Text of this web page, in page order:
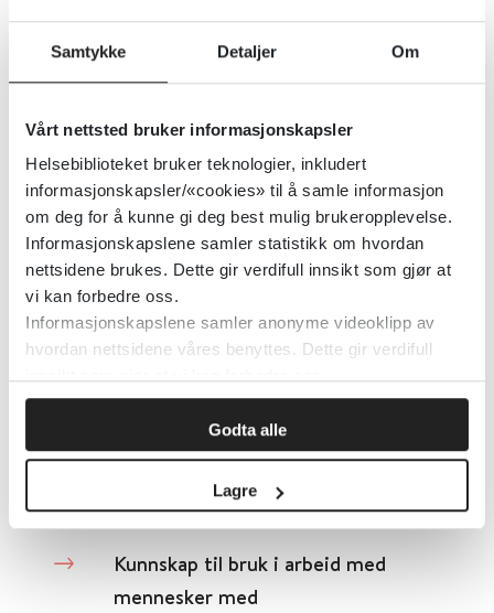
Samtykke Detaljer Om
Vårt nettsted bruker informasjonskapsler
Helsebiblioteket bruker teknologier, inkludert
informasjonskapsler/«cookies» til å samle informasjon
om deg for å kunne gi deg best mulig brukeropplevelse.
Informasjonskapslene samler statistikk om hvordan
nettsidene brukes. Dette gir verdifull innsikt som gjør at
vi kan forbedre oss.
Informasjonskapslene samler anonyme videoklipp av
hvordan nettsidene våres benyttes. Dette gir verdifull
Godta alle
Lagre
Nasjonalt senter for aldring og helse
Kön och genus (Janusinfo)
Janusinfo
Detaljer
Kvalitetslaboratorium for
psykoterapi (NRAPP/OUS)
Kunnskap til bruk i arbeid med
mennesker med